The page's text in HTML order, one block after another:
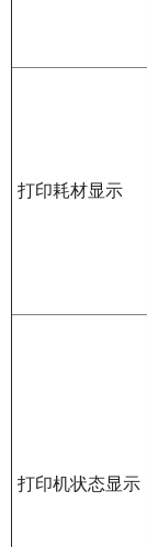
打印耗材显示
打印机状态显示